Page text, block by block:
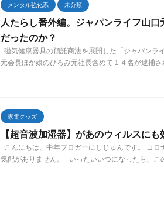
メンタル強化系 未分類
人たらし番外編。ジャパンライフ山
だったのか？
磁気健康器具の預託商法を展開した「ジャパンラ
元会長ほか娘のひろみ元社長含めて１４名が逮捕
家電グッズ
【超音波加湿器】があのウィルスに
こんにちは、中年ブロガーにしじゅんです。 コ
気配がありません。 いったいいつになったら、こ